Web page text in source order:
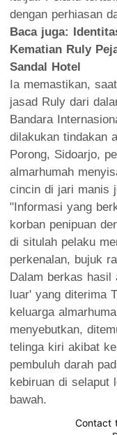
dengan perhiasan
Baca juga:
Kematian Ruly
Sandal Hotel
Ia memastikan,
jasad Ruly dari
Bandara
dilakukan tindakan
Porong, Sidoarjo,
almarhumah
cincin di jari manis
"Informasi yang
korban penipuan
di situlah pelaku
perkenalan, bujuk
Dalam berkas hasil
luar' yang diterima
keluarga
menyebutkan,
telinga kiri akibat
pembuluh darah
kebiruan di selaput
bawah.
Contact